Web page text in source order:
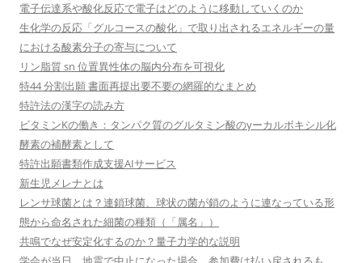
電子伝達系や酸化反応で電子はどのように移動していくのか
生化学の反応「グルコースの酸化」で取り出されるエネルギーの量
における酸素分子の寄与について
リン脂質 sn 位置異性体の脳内分布を可視化
特44 分割出願 書面再提出要不要の網羅的なまとめ
特許法の漢字の読み方
ビタミンKの働き：タンパク質のグルタミン酸のγーカルボキシル化
酵素の補酵素として
特許出願書類作成支援AIサービス
新生児メレナとは
レンサ球菌とは？連鎖球菌、球状の菌が鎖のように連なっている形
態から命名された細菌の種類（「属名」）
共鳴でなぜ安定化するのか？量子力学的な説明